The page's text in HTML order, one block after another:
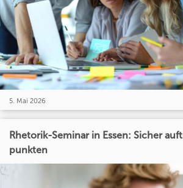
5. Mai 2026
Rhetorik-Seminar in Essen: Sicher
punkten